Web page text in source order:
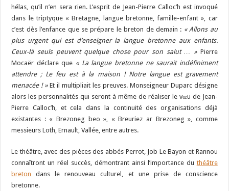
hélas, qu’il n’en sera rien. L’esprit de Jean-Pierre Calloc’h est invoqué
dans le triptyque « Bretagne, langue bretonne, famille-enfant », car
c’est dès l’enfance que se prépare le breton de demain : « Allons au
plus urgent qui est d’enseigner la langue bretonne aux enfants.
Ceux-là seuls peuvent quelque chose pour son salut … »Pierre
Mocaër déclare que « La langue bretonne ne saurait indéfiniment
attendre ; Le feu est à la maison ! Notre langue est gravement
menacée ! »Et il multipliait les preuves. Monseigneur Duparc désigne
alors les personnalités qui seront à même de réaliser le vœu de Jean-
Pierre Calloc’h, et cela dans la continuité des organisations déjà
existantes : « Brezoneg beo », « Breuriez ar Brezoneg », comme
messieurs Loth, Ernault, Vallée, entre autres.
Le théâtre, avec des pièces des abbés Perrot, Job Le Bayon et Rannou
connaîtront un réel succès, démontrant ainsi l’importance du théâtre
breton dans le renouveau culturel, et une prise de conscience
bretonne.